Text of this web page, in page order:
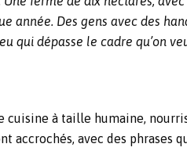
année. Des gens avec des
qui dépasse le cadre qu’on
cuisine à taille humaine,
accrochés, avec des phrases